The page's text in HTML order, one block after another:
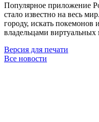
Популярное приложение
стало известно на весь
городу, искать покемонов
владельцами виртуальных
Версия для печати
Все новости